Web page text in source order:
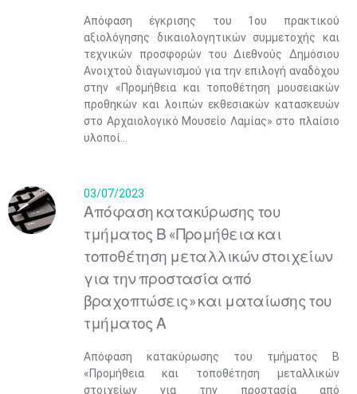
Απόφαση έγκρισης του 1ου πρακτικού
αξιολόγησης δικαιολογητικών συμμετοχής και
τεχνικών προσφορών του Διεθνούς Δημόσιου
Ανοιχτού διαγωνισμού για την επιλογή αναδόχου
στην «Προμήθεια και τοποθέτηση μουσειακών
προθηκών και λοιπών εκθεσιακών κατασκευών
στο Αρχαιολογικό Μουσείο Λαμίας» στο πλαίσιο
υλοποί...
03/07/2023
Απόφαση κατακύρωσης του
τμήματος Β «Προμήθεια και
τοποθέτηση μεταλλικών στοιχείων
για την προστασία από
βραχοπτώσεις» και ματαίωσης του
τμήματος Α
Απόφαση κατακύρωσης του τμήματος Β
«Προμήθεια και τοποθέτηση μεταλλικών
στοιχείων για την προστασία από